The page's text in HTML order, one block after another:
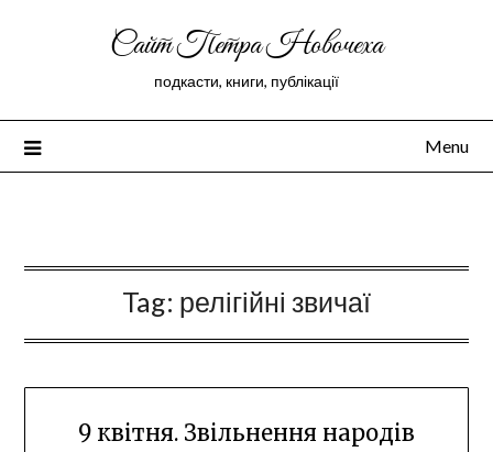
Сайт Петра Новочеха
подкасти, книги, публікації
Menu
Tag: релігійні звичаї
9 квітня. Звільнення народів